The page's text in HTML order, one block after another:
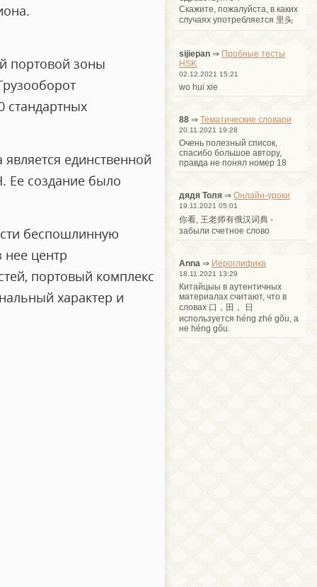
портовой зоны
стандартных
единственной
Ее создание было
беспошлинную
центр
портовый комплекс
характер и
Cкажите, пожалуйста, в каких
случаях употребляется 里头
sijiepan ⇒ Пробные тесты
HSK
02.12.2021 15:21
wo hui xie
88 ⇒Тематические словари
20.11.2021 19:28
Очень полезный список,
спасибо большое автору,
правда не понял номер 18
дядя Толя ⇒Онлайн-уроки
19.11.2021 05:01
你看, 王老师有俄汉词典 -
забыли счетное слово
Anna ⇒ Иероглифика
18.11.2021 13:29
Китайцыы в аутентичных
материалах считают, что в
словах 口，田， 日
используется héng zhé gõu, а
не héng gõu.